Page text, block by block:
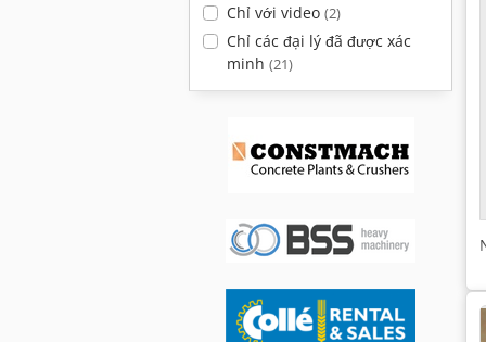
Chỉ với video (2)
Chỉ các đại lý đã được xác
minh (21)